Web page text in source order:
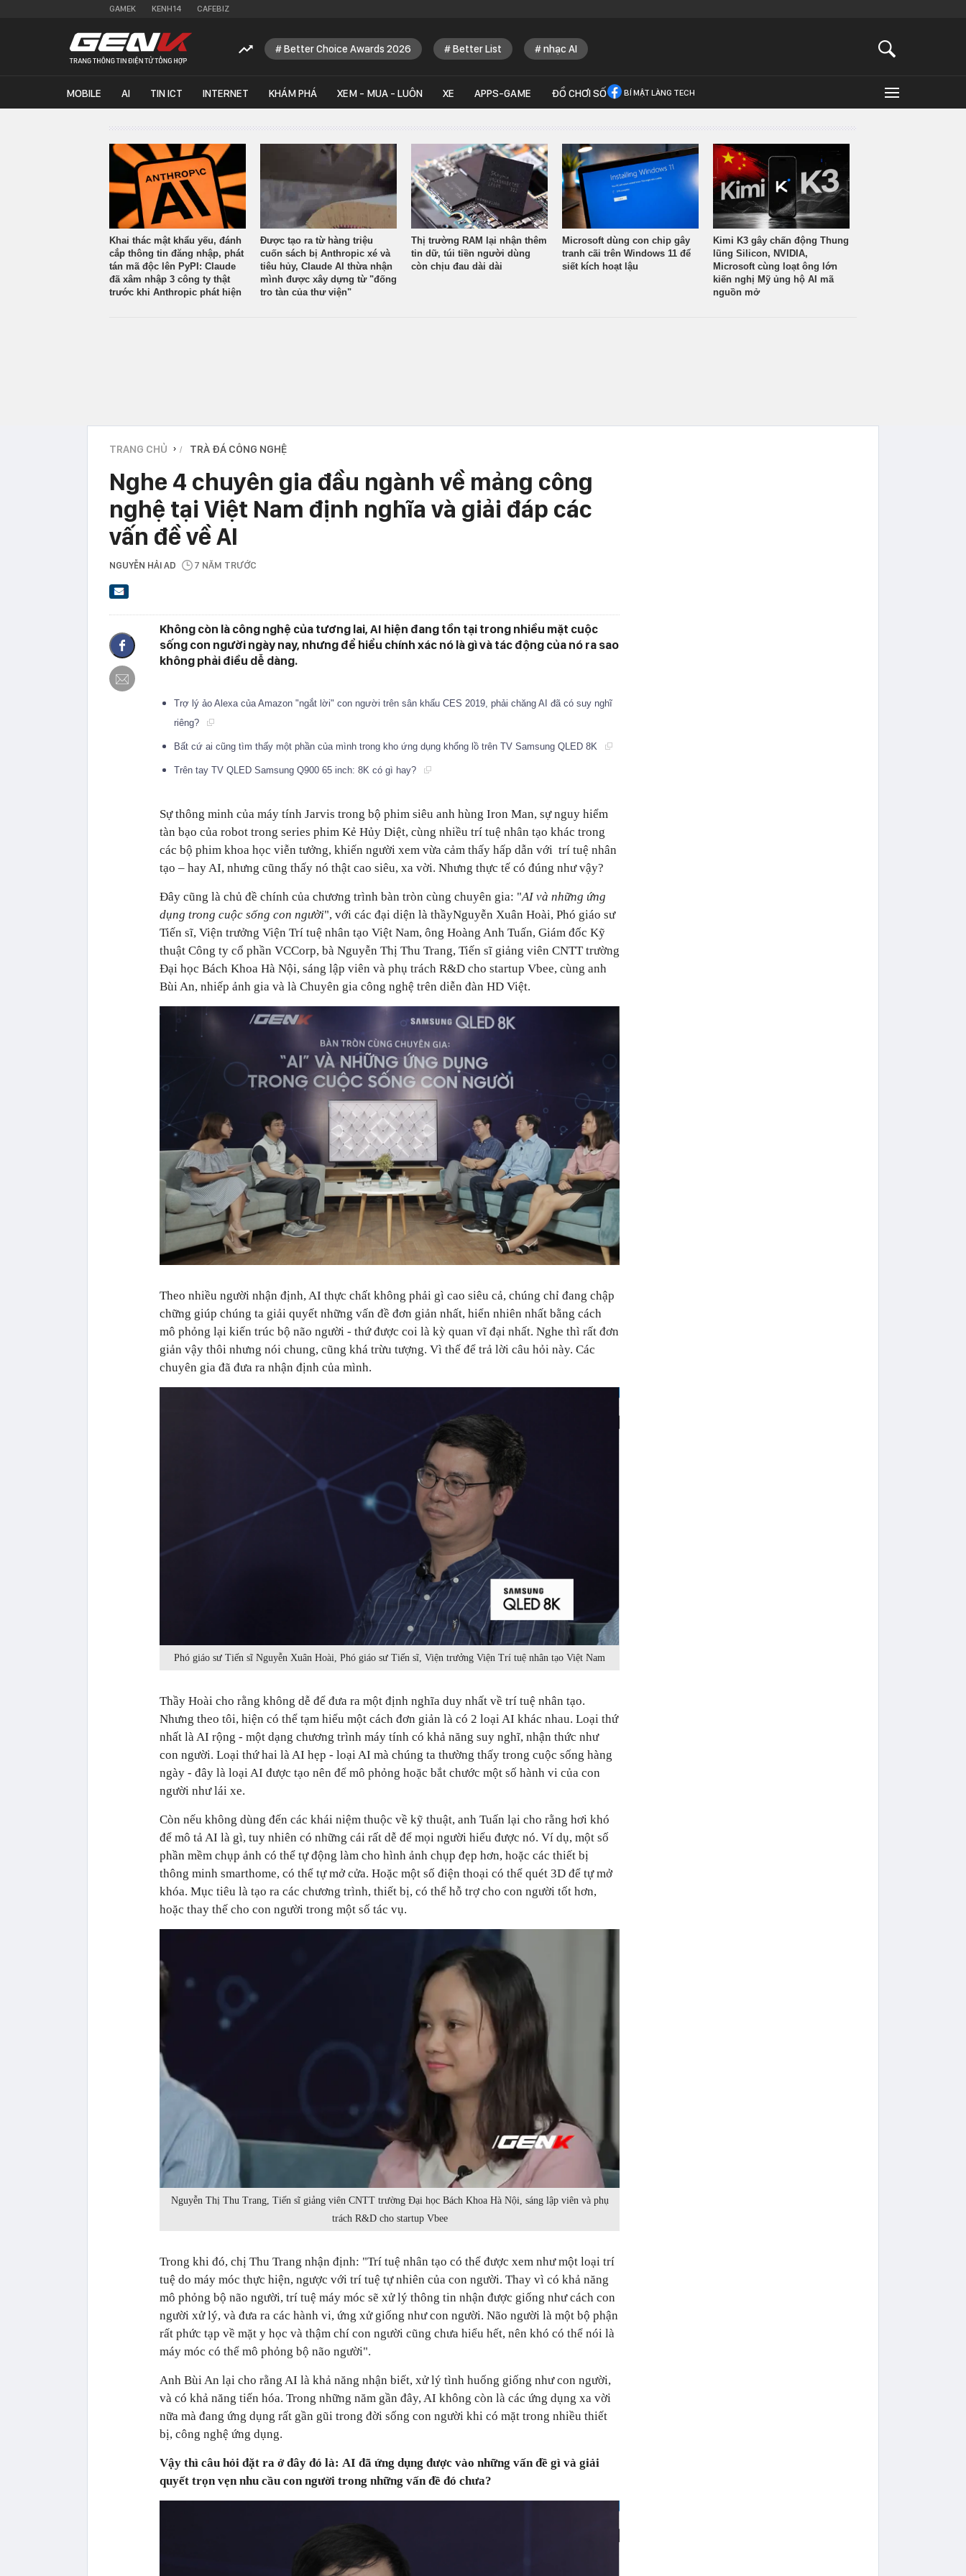
GAMEK KENH14 CAFEBIZ
Better Choice Awards 2026 Better List nhạc AI
MOBILE AI TIN ICT INTERNET KHÁM PHÁ XEM - MUA - LUÔN XE APPS-GAME ĐỒ CHƠI SỐ BÍ MẬT LÀNG TECH
Khai thác mật khẩu yếu, đánh
cắp thông tin đăng nhập, phát
tán mã độc lên PyPI: Claude
đã xâm nhập 3 công ty thật
trước khi Anthropic phát hiện
Được tạo ra từ hàng triệu
cuốn sách bị Anthropic xé và
tiêu hủy, Claude AI thừa nhận
mình được xây dựng từ "đống
tro tàn của thư viện"
Thị trường RAM lại nhận thêm
tin dữ, túi tiền người dùng
còn chịu đau dài dài
Microsoft dùng con chip gây
tranh cãi trên Windows 11 để
siết kích hoạt lậu
Kimi K3 gây chấn động Thung
lũng Silicon, NVIDIA,
Microsoft cùng loạt ông lớn
kiến nghị Mỹ ủng hộ AI mã
nguồn mở
TRANG CHỦ › TRÀ ĐÁ CÔNG NGHỆ
Nghe 4 chuyên gia đầu ngành về mảng công
nghệ tại Việt Nam định nghĩa và giải đáp các
vấn đề về AI
NGUYỄN HẢI AD 7 NĂM TRƯỚC
Không còn là công nghệ của tương lai, AI hiện đang tồn tại trong nhiều mặt cuộc
sống con người ngày nay, nhưng để hiểu chính xác nó là gì và tác động của nó ra sao
không phải điều dễ dàng.
Trợ lý ảo Alexa của Amazon "ngắt lời" con người trên sân khấu CES 2019, phải chăng AI đã có suy nghĩ
riêng?
Bất cứ ai cũng tìm thấy một phần của mình trong kho ứng dụng khổng lồ trên TV Samsung QLED 8K
Trên tay TV QLED Samsung Q900 65 inch: 8K có gì hay?
Sự thông minh của máy tính Jarvis trong bộ phim siêu anh hùng Iron Man, sự nguy hiểm
tàn bạo của robot trong series phim Kẻ Hủy Diệt, cùng nhiều trí tuệ nhân tạo khác trong
các bộ phim khoa học viễn tưởng, khiến người xem vừa cảm thấy hấp dẫn với trí tuệ nhân
tạo – hay AI, nhưng cũng thấy nó thật cao siêu, xa vời. Nhưng thực tế có đúng như vậy?
Đây cũng là chủ đề chính của chương trình bàn tròn cùng chuyên gia: "AI và những ứng
dụng trong cuộc sống con người", với các đại diện là thầyNguyễn Xuân Hoài, Phó giáo sư
Tiến sĩ, Viện trưởng Viện Trí tuệ nhân tạo Việt Nam, ông Hoàng Anh Tuấn, Giám đốc Kỹ
thuật Công ty cổ phần VCCorp, bà Nguyễn Thị Thu Trang, Tiến sĩ giảng viên CNTT trường
Đại học Bách Khoa Hà Nội, sáng lập viên và phụ trách R&D cho startup Vbee, cùng anh
Bùi An, nhiếp ảnh gia và là Chuyên gia công nghệ trên diễn đàn HD Việt.
Theo nhiều người nhận định, AI thực chất không phải gì cao siêu cả, chúng chỉ đang chập
chững giúp chúng ta giải quyết những vấn đề đơn giản nhất, hiển nhiên nhất bằng cách
mô phỏng lại kiến trúc bộ não người - thứ được coi là kỳ quan vĩ đại nhất. Nghe thì rất đơn
giản vậy thôi nhưng nói chung, cũng khá trừu tượng. Vì thế để trả lời câu hỏi này. Các
chuyên gia đã đưa ra nhận định của mình.
Phó giáo sư Tiến sĩ Nguyễn Xuân Hoài, Phó giáo sư Tiến sĩ, Viện trưởng Viện Trí tuệ nhân tạo Việt Nam
Thầy Hoài cho rằng không dễ để đưa ra một định nghĩa duy nhất về trí tuệ nhân tạo.
Nhưng theo tôi, hiện có thể tạm hiểu một cách đơn giản là có 2 loại AI khác nhau. Loại thứ
nhất là AI rộng - một dạng chương trình máy tính có khả năng suy nghĩ, nhận thức như
con người. Loại thứ hai là AI hẹp - loại AI mà chúng ta thường thấy trong cuộc sống hàng
ngày - đây là loại AI được tạo nên để mô phỏng hoặc bắt chước một số hành vi của con
người như lái xe.
Còn nếu không dùng đến các khái niệm thuộc về kỹ thuật, anh Tuấn lại cho rằng hơi khó
để mô tả AI là gì, tuy nhiên có những cái rất dễ để mọi người hiểu được nó. Ví dụ, một số
phần mềm chụp ảnh có thể tự động làm cho hình ảnh chụp đẹp hơn, hoặc các thiết bị
thông minh smarthome, có thể tự mở cửa. Hoặc một số điện thoại có thể quét 3D để tự mở
khóa. Mục tiêu là tạo ra các chương trình, thiết bị, có thể hỗ trợ cho con người tốt hơn,
hoặc thay thế cho con người trong một số tác vụ.
Nguyễn Thị Thu Trang, Tiến sĩ giảng viên CNTT trường Đại học Bách Khoa Hà Nội, sáng lập viên và phụ
trách R&D cho startup Vbee
Trong khi đó, chị Thu Trang nhận định: "Trí tuệ nhân tạo có thể được xem như một loại trí
tuệ do máy móc thực hiện, ngược với trí tuệ tự nhiên của con người. Thay vì có khả năng
mô phỏng bộ não người, trí tuệ máy móc sẽ xử lý thông tin nhận được giống như cách con
người xử lý, và đưa ra các hành vi, ứng xử giống như con người. Não người là một bộ phận
rất phức tạp về mặt y học và thậm chí con người cũng chưa hiểu hết, nên khó có thể nói là
máy móc có thể mô phỏng bộ não người".
Anh Bùi An lại cho rằng AI là khả năng nhận biết, xử lý tình huống giống như con người,
và có khả năng tiến hóa. Trong những năm gần đây, AI không còn là các ứng dụng xa vời
nữa mà đang ứng dụng rất gần gũi trong đời sống con người khi có mặt trong nhiều thiết
bị, công nghệ ứng dụng.
Vậy thì câu hỏi đặt ra ở đây đó là: AI đã ứng dụng được vào những vấn đề gì và giải
quyết trọn vẹn nhu cầu con người trong những vấn đề đó chưa?